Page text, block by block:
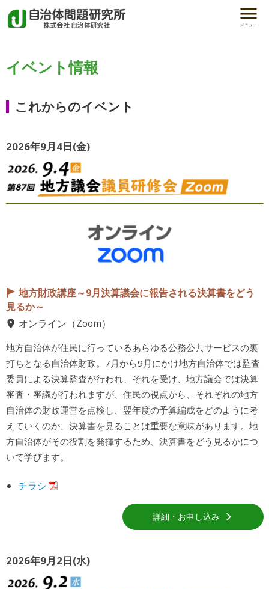
メニュー
イベント情報
これからのイベント
2026年9月4日(金)
地方財政講座～9月決算議会に報告される決算書をどう
見るか～
オンライン（Zoom）
地方自治体が住民に行っているあらゆる公務公共サービスの裏
打ちとなる自治体財政。7月から9月にかけ地方自治体では監査
委員による決算監査が行われ、それを受け、地方議会では決算
審査・審議が行われますが、住民の視点から、それぞれの地方
自治体の財政運営を点検し、翌年度の予算編成をどのように考
えていくのか、決算書を見ることは重要な意味があります。地
方自治体がその役割を発揮するため、決算書をどう見るかにつ
いて学びます。
チラシ
詳細・お申し込み
2026年9月2日(水)